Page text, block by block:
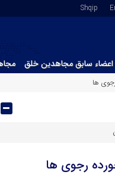
Shqip
اعضاء سابق مجاهدین خلق
ها
رجوی ها